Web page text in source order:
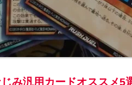
み汎用カードオススメ5